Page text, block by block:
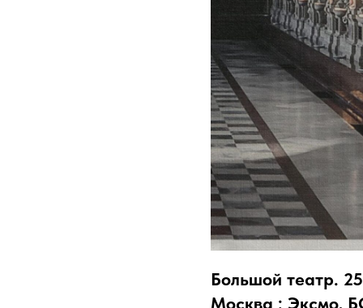
Большой театр.
Москва : Эксмо,